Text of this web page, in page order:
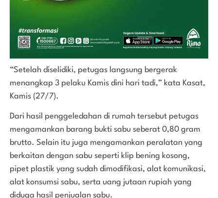
“Setelah diselidiki, petugas langsung bergerak
menangkap 3 pelaku Kamis dini hari tadi,” kata Kasat,
Kamis (27/7).
Dari hasil penggeledahan di rumah tersebut petugas
mengamankan barang bukti sabu seberat 0,80 gram
brutto. Selain itu juga mengamankan peralatan yang
berkaitan dengan sabu seperti klip bening kosong,
pipet plastik yang sudah dimodifikasi, alat komunikasi,
alat konsumsi sabu, serta uang jutaan rupiah yang
diduga hasil penjualan sabu.